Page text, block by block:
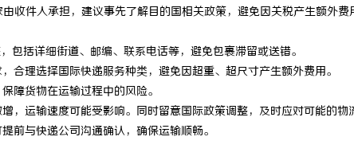
收件人承担，建议事先了解目的国相关政策，避免因关税产生额外费
包括详细街道、邮编、联系电话等，避免包裹滞留或送错。
合理选择国际快递服务种类，避免因超重、超尺寸产生额外费用。
障货物在运输过程中的风险。
，运输速度可能受影响。同时留意国际政策调整，及时应对可能的物
前与快递公司沟通确认，确保运输顺畅。